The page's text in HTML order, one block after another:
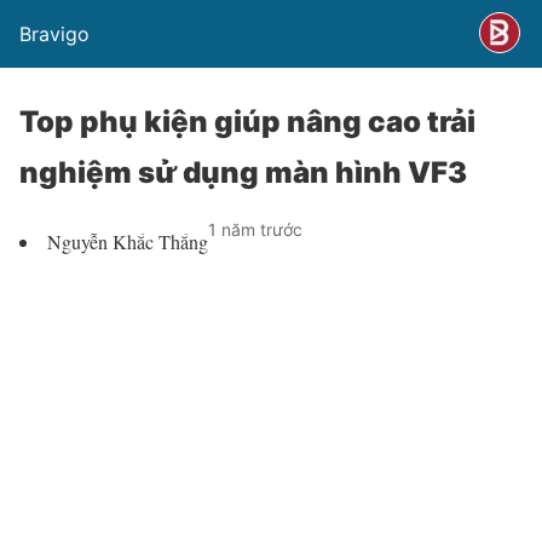
Bravigo
Top phụ kiện giúp nâng cao trải
nghiệm sử dụng màn hình VF3
Nguyễn Khắc Thắng1 năm trước